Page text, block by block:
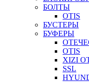
БОЛТЫ
OTIS
БУСТЕРЫ
БУФЕРЫ
OTIS
XIZI
SSL